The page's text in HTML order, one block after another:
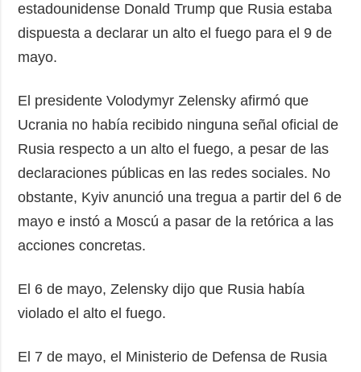
estadounidense Donald Trump que Rusia estaba
dispuesta a declarar un alto el fuego para el 9 de
mayo.
El presidente Volodymyr Zelensky afirmó que
Ucrania no había recibido ninguna señal oficial de
Rusia respecto a un alto el fuego, a pesar de las
declaraciones públicas en las redes sociales. No
obstante, Kyiv anunció una tregua a partir del 6 de
mayo e instó a Moscú a pasar de la retórica a las
acciones concretas.
El 6 de mayo, Zelensky dijo que Rusia había
violado el alto el fuego.
El 7 de mayo, el Ministerio de Defensa de Rusia